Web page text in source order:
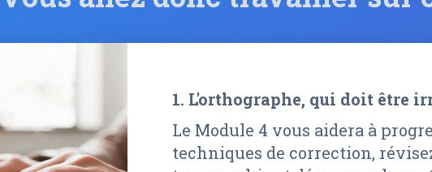
1. L'orthographe, qui doit être
Le Module 4 vous aidera à
techniques de correction,